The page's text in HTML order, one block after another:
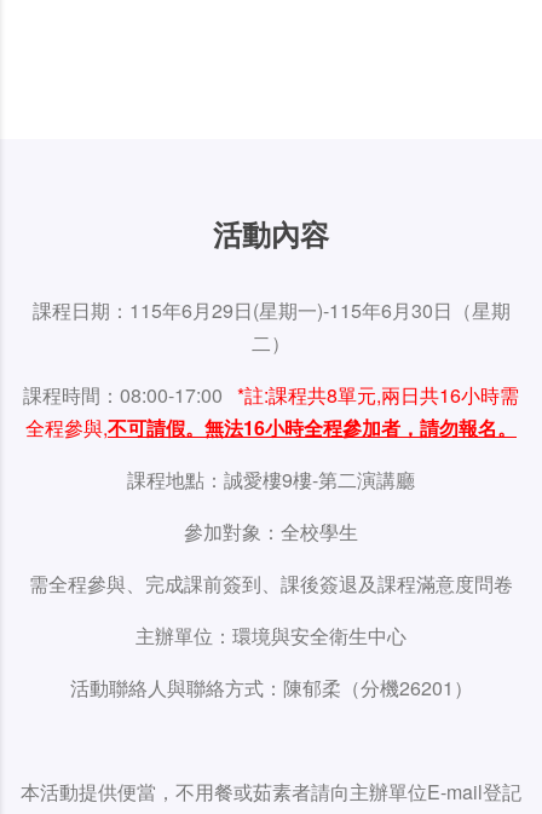
活動內容
課程日期：115年6月29日(星期一)-115年6月30日（星期
二）
課程時間：08:00-17:00 *註:課程共8單元,兩日共16小時需
全程參與,不可請假。無法16小時全程參加者，請勿報名。
課程地點：誠愛樓9樓-第二演講廳
參加對象：全校學生
需全程參與、完成課前簽到、課後簽退及課程滿意度問卷
主辦單位：環境與安全衛生中心
活動聯絡人與聯絡方式：陳郁柔（分機26201）
本活動提供便當，不用餐或茹素者請向主辦單位E-mail登記